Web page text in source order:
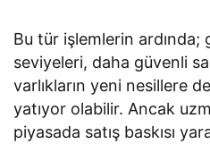
Bu tür işlemlerin
seviyeleri, daha güvenli
varlıkların yeni nesillere
yatıyor olabilir. Ancak
piyasada satış baskısı